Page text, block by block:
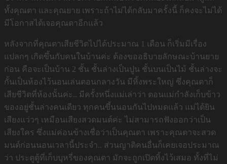
ทั้งคุณตา และคุณยาย เพราะถ้าไม่ได้กลับมาครั้งนี้ ก็คงจะไม่ได้
มีโอกาสได้เจอคุณตาอีกแล้ว
หลังจากที่คุณตาเสียชีวิตไปได้ประมาณ 1 เดือน ก็เริ่มมีเรื่อง
แปลกๆ เกิดขึ้นกับคนในบ้านค่ะ ต้องขออธิบายลักษณะบ้านยาย
ก่อน คือจะเป็นบ้าน 2 ชั้น ชั้นล่างเป็นปูน ชั้นบนเป็นไม้ ชั้นล่างจะ
กั้นเป็นห้องไว้นอนเล่นตอนกลางวัน มีหิ้งพระใหญ่ ซึ่งคุณตาก็
เสียชีวิตที่ห้องนั้นค่ะ.. มีครั้งหนึ่งแม่เล่าว่า ตอนแม่กำลังเก็บข้าว
ของอยู่ชั้นล่างคนเดียว ทุกคนขึ้นนอนกันไปหมดแล้ว แม่ได้ยิน
เสียงแว่วๆ เหมือนเสียงสวดมนต์ค่ะ ไม่สามารถฟังออกว่าเป็น
เสียงใคร ซึ่งแม่ค่อนข้างเชื่อว่าเป็นคุณตา เพราะคุณตาจะสวด
มนต์ก่อนนอนเวลานี้ประจำ.. ส่วนญาติคนอื่นก็เคยเจอประมาณ
ว่า ประตูตู้ที่เก็บบุหรี่ของคุณตา มักจะถูกเปิดทิ้งไว้เสมอ ทั้งที่ไม่